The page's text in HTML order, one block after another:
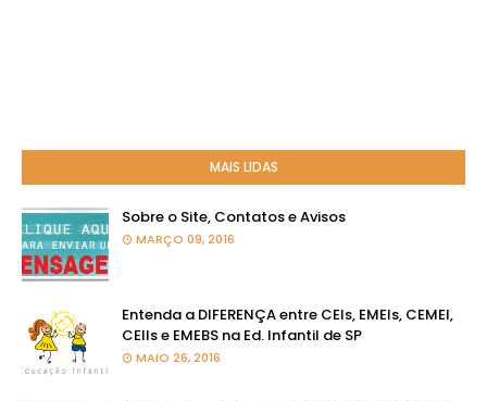
MAIS LIDAS
Sobre o Site, Contatos e Avisos
MARÇO 09, 2016
Entenda a DIFERENÇA entre CEIs, EMEIs, CEMEI,
CEIIs e EMEBS na Ed. Infantil de SP
MAIO 26, 2016